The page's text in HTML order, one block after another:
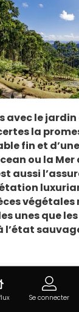
avec le
la
fin et
ou la Mer
aussi
végétales
unes que
l’état
sur Le jardin
Se connecter